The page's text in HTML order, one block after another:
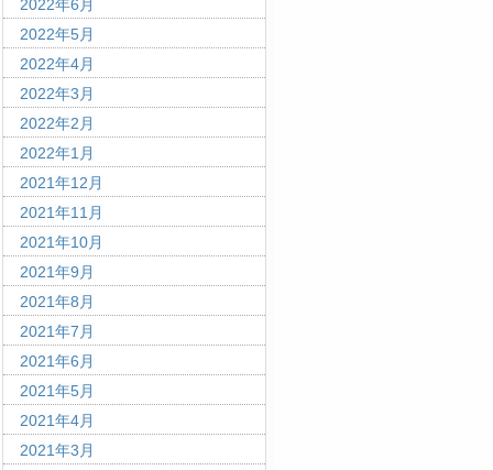
2022年6月
2022年5月
2022年4月
2022年3月
2022年2月
2022年1月
2021年12月
2021年11月
2021年10月
2021年9月
2021年8月
2021年7月
2021年6月
2021年5月
2021年4月
2021年3月